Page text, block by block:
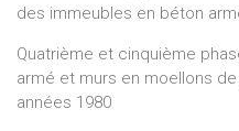
des immeubles en béton
Quatrième et cinquième
armé et murs en moellons
années 1980